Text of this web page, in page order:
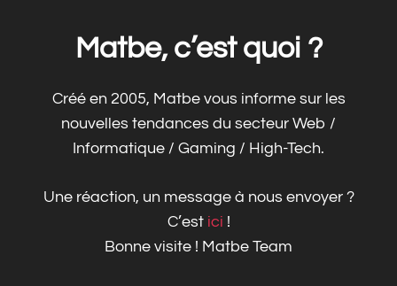
Matbe, c’est quoi ?
Créé en 2005, Matbe vous informe sur les
nouvelles tendances du secteur Web /
Informatique / Gaming / High-Tech.
Une réaction, un message à nous envoyer ?
C’est ici !
Bonne visite ! Matbe Team